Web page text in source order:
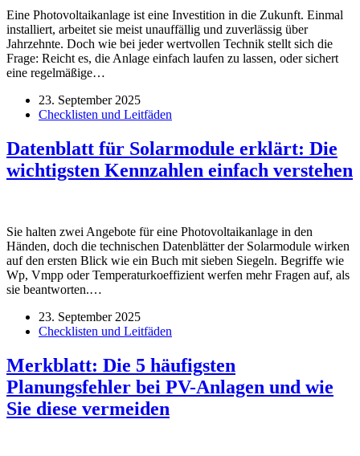
Eine Photovoltaikanlage ist eine Investition in die Zukunft. Einmal
installiert, arbeitet sie meist unauffällig und zuverlässig über
Jahrzehnte. Doch wie bei jeder wertvollen Technik stellt sich die
Frage: Reicht es, die Anlage einfach laufen zu lassen, oder sichert
eine regelmäßige…
23. September 2025
Checklisten und Leitfäden
Datenblatt für Solarmodule erklärt: Die
wichtigsten Kennzahlen einfach verstehen
Sie halten zwei Angebote für eine Photovoltaikanlage in den
Händen, doch die technischen Datenblätter der Solarmodule wirken
auf den ersten Blick wie ein Buch mit sieben Siegeln. Begriffe wie
Wp, Vmpp oder Temperaturkoeffizient werfen mehr Fragen auf, als
sie beantworten.…
23. September 2025
Checklisten und Leitfäden
Merkblatt: Die 5 häufigsten
Planungsfehler bei PV-Anlagen und wie
Sie diese vermeiden